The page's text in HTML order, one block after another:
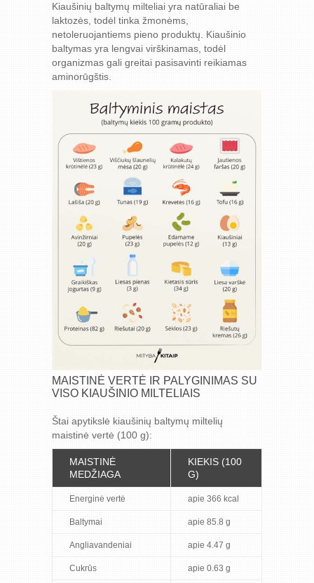
Kiaušinių baltymų milteliai yra natūraliai be
laktozės, todėl tinka žmonėms,
netoleruojantiems pieno produktų. Kiaušinio
baltymas yra lengvai virškinamas, todėl
organizmas gali greitai pasisavinti reikiamas
aminorūgštis.
MAISTINĖ VERTĖ IR PALYGINIMAS SU
VISO KIAUŠINIO MILTELIAIS
Štai apytikslė kiaušinių baltymų miltelių
maistinė vertė (100 g):
MAISTINĖ
MEDŽIAGA
KIEKIS (100
G)
Energinė vertė apie 366 kcal
Baltymai apie 85.8 g
Angliavandeniai apie 4.47 g
Cukrūs apie 0.63 g